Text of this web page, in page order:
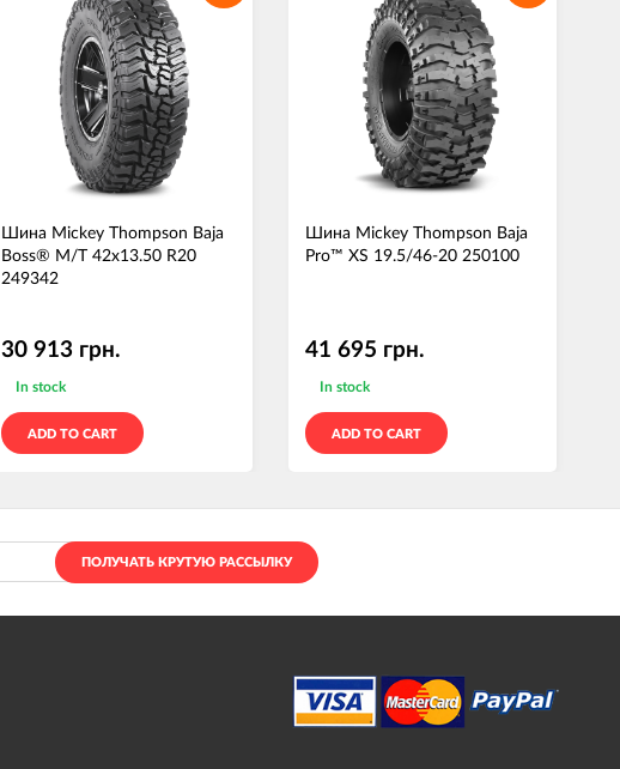
Шина Mickey Thompson Baja
Boss® M/T 42x13.50 R20
249342
30 913 грн.
In stock
ADD TO CART
Шина Mickey Thompson Baja
Pro™ XS 19.5/46-20 250100
41 695 грн.
In stock
ADD TO CART
ПОЛУЧАТЬ КРУТУЮ РАССЫЛКУ